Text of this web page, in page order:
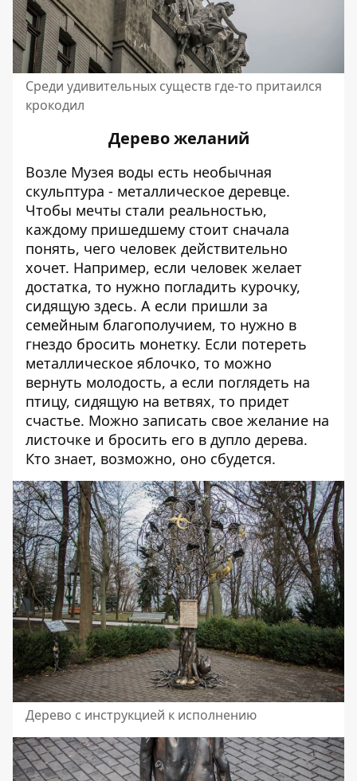
Среди удивительных существ где-то притаился
крокодил
Дерево желаний
Возле Музея воды есть необычная
скульптура - металлическое деревце.
Чтобы мечты стали реальностью,
каждому пришедшему стоит сначала
понять, чего человек действительно
хочет. Например, если человек желает
достатка, то нужно погладить курочку,
сидящую здесь. А если пришли за
семейным благополучием, то нужно в
гнездо бросить монетку. Если потереть
металлическое яблочко, то можно
вернуть молодость, а если поглядеть на
птицу, сидящую на ветвях, то придет
счастье. Можно записать свое желание на
листочке и бросить его в дупло дерева.
Кто знает, возможно, оно сбудется.
Дерево с инструкцией к исполнению